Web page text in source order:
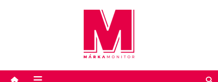
Márkamonitor